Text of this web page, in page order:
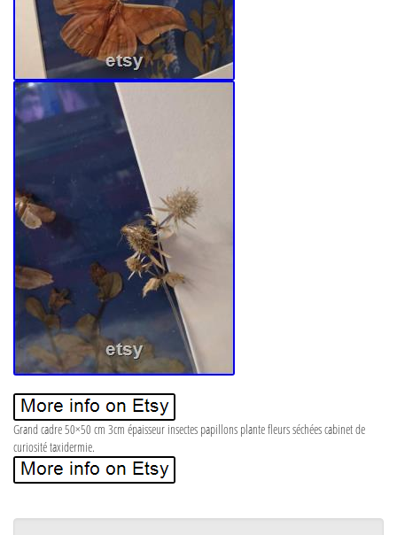
Grand cadre 50×50 cm 3cm épaisseur insectes papillons plante fleurs séchées cabinet de
curiosité taxidermie.